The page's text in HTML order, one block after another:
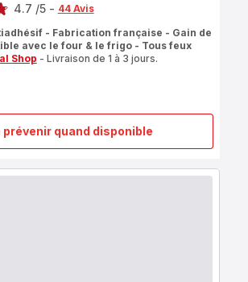
prévenir quand disponible
Ingenio
On
4.7 /5 - 44 Avis
- Fabrication française - Gain de
avec le four & le frigo - Tous feux
Shop - Livraison de 1 à 3 jours.